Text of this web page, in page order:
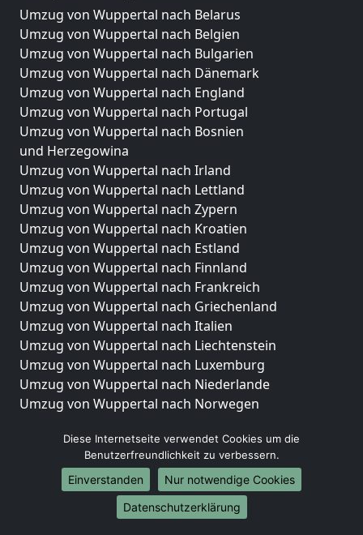
Umzug von Wuppertal nach Belarus
Umzug von Wuppertal nach Belgien
Umzug von Wuppertal nach Bulgarien
Umzug von Wuppertal nach Dänemark
Umzug von Wuppertal nach England
Umzug von Wuppertal nach Portugal
Umzug von Wuppertal nach Bosnien
und Herzegowina
Umzug von Wuppertal nach Irland
Umzug von Wuppertal nach Lettland
Umzug von Wuppertal nach Zypern
Umzug von Wuppertal nach Kroatien
Umzug von Wuppertal nach Estland
Umzug von Wuppertal nach Finnland
Umzug von Wuppertal nach Frankreich
Umzug von Wuppertal nach Griechenland
Umzug von Wuppertal nach Italien
Umzug von Wuppertal nach Liechtenstein
Umzug von Wuppertal nach Luxemburg
Umzug von Wuppertal nach Niederlande
Umzug von Wuppertal nach Norwegen
Umzüge-Deutschlandweit
Umzug von Wuppertal nach Berlin
Umzug von Wuppertal nach Hamburg
Umzug von Wuppertal nach München
Umzug von Wuppertal nach Köln
Diese Internetseite verwendet Cookies um die
Benutzerfreundlichkeit zu verbessern.
Einverstanden
Nur notwendige Cookies
Datenschutzerklärung